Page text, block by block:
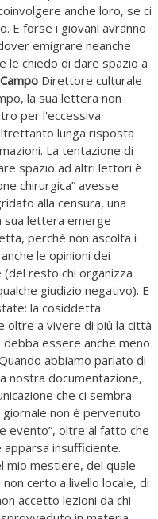
anche loro, se ci
E forse i giovani avranno
emigrare neanche
le chiedo di dare spazio a
Direttore culturale
la sua lettera non
per l'eccessiva
lunga risposta
La tentazione di
spazio ad altri lettori è
chirurgica” avesse
alla censura, una
sua lettera emerge
perché non ascolta i
le opinioni dei
resto chi organizza
giudizio negativo). E
la cosiddetta
oltre a vivere di più la città
essere anche meno
abbiamo parlato di
nostra documentazione,
che ci sembra
non è pervenuto
evento”, oltre al fatto che
insufficiente.
mio mestiere, del quale
certo a livello locale, di
accetto lezioni da chi